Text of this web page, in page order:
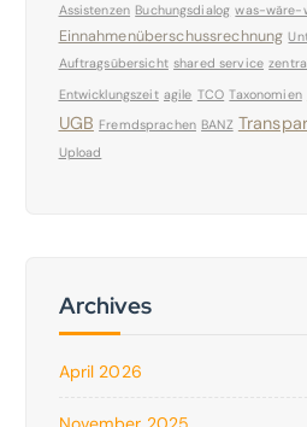
Assistenzen Buchungsdialog was-wäre-
Einnahmenüberschussrechnung
Auftragsübersicht shared service
Entwicklungszeit agile TCO Taxonomien
UGB Fremdsprachen BANZ
Upload
Archives
April 2026